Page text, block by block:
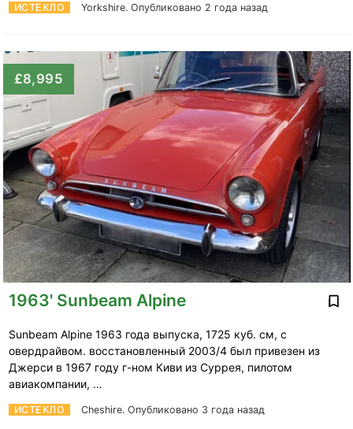
ИСТЕКЛО Yorkshire. Опубликовано 2 года назад
£8,995
1963' Sunbeam Alpine
ИСТЕКЛО Cheshire. Опубликовано 3 года назад
Sunbeam Alpine 1963 года выпуска, 1725 куб. см, с
овердрайвом. восстановленный 2003/4 был привезен из
Джерси в 1967 году г-ном Киви из Суррея, пилотом
авиакомпании, …